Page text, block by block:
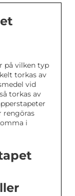
på vilken typ
torkas av
vid
torkas av
rengöras
i